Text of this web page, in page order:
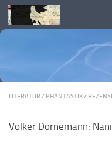
Skip to content
LITERATUR / PHANTASTIK/
Volker Dornemann: